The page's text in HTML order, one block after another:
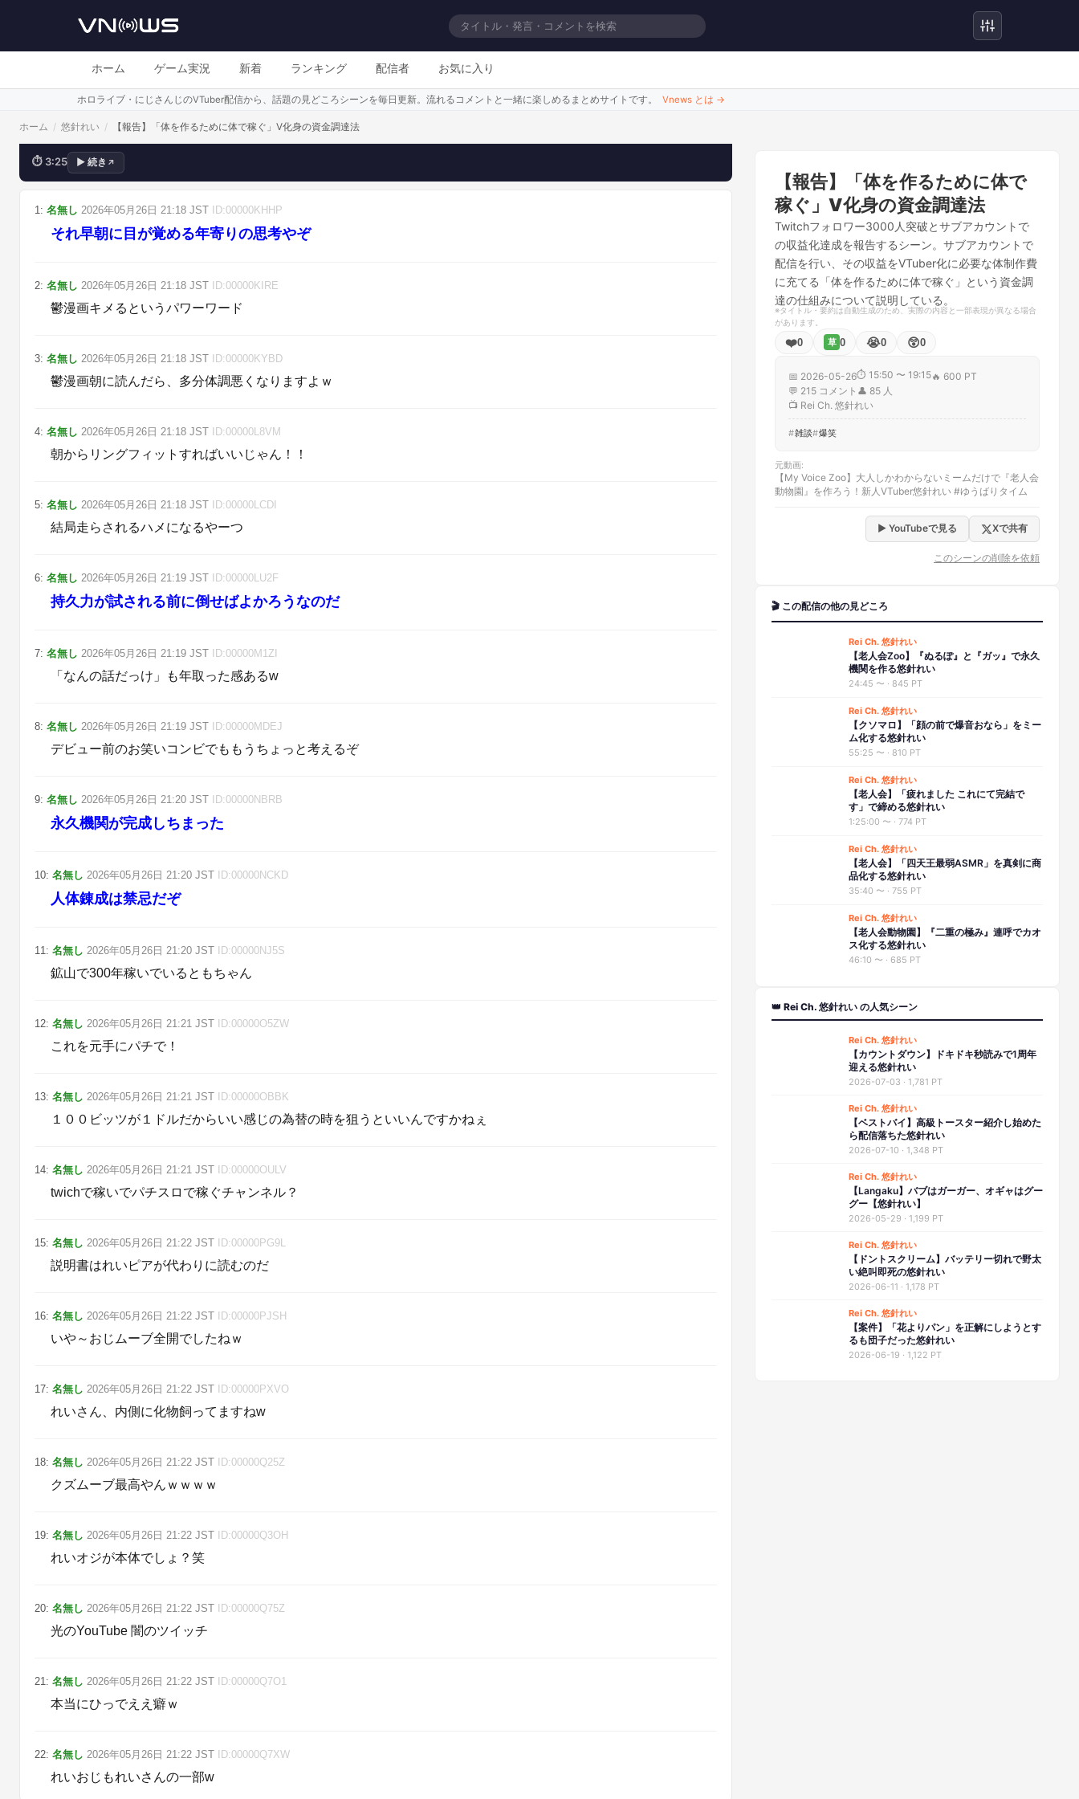
ホーム ゲーム実況 新着 ランキング 配信者 お気に入り
ホロライブ・にじさんじのVTuber配信から、話題の見どころシーンを毎日更新。流れるコメントと一緒に楽しめるまとめサイトです。 Vnews とは →
ホーム / 悠針れい / 【報告】「体を作るために体で稼ぐ」V化身の資金調達法
サブアカウントの収益を、V化のための体制作費に全額投入する驚きのシステム
⏱ 3:25 ▶ 続き ↗
【報告】「体を作るために体で
稼ぐ」V化身の資金調達法
Twitchフォロワー3000人突破とサブアカウントで
の収益化達成を報告するシーン。サブアカウントで
配信を行い、その収益をVTuber化に必要な体制作費
に充てる「体を作るために体で稼ぐ」という資金調
達の仕組みについて説明している。
※タイトル・要約は自動生成のため、実際の内容と一部表現が異なる場合
があります。
❤️0 草 0 😭0 😲0
📅 2026-05-26⏱ 15:50 〜 19:15🔥 600 PT
💬 215 コメント 👤 85 人
📺 Rei Ch. 悠針れい
雑談 爆笑
元動画:
【My Voice Zoo】大人しかわからないミームだけで『老人会
動物園』を作ろう！新人VTuber悠針れい #ゆうばりタイム
▶ YouTubeで見る Xで共有
このシーンの削除を依頼
🎬 この配信の他の見どころ
Rei Ch. 悠針れい
【老人会Zoo】『ぬるぽ』と『ガッ』で永久
機関を作る悠針れい
24:45 〜 · 845 PT
Rei Ch. 悠針れい
【クソマロ】「顔の前で爆音おなら」をミー
ム化する悠針れい
55:25 〜 · 810 PT
Rei Ch. 悠針れい
【老人会】「疲れました これにて完結で
す」で締める悠針れい
1:25:00 〜 · 774 PT
Rei Ch. 悠針れい
【老人会】「四天王最弱ASMR」を真剣に商
品化する悠針れい
35:40 〜 · 755 PT
Rei Ch. 悠針れい
【老人会動物園】『二重の極み』連呼でカオ
ス化する悠針れい
46:10 〜 · 685 PT
👑 Rei Ch. 悠針れい の人気シーン
Rei Ch. 悠針れい
【カウントダウン】ドキドキ秒読みで1周年
迎える悠針れい
2026-07-03 · 1,781 PT
Rei Ch. 悠針れい
【ベストバイ】高級トースター紹介し始めた
ら配信落ちた悠針れい
2026-07-10 · 1,348 PT
Rei Ch. 悠針れい
【Langaku】バブはガーガー、オギャはグー
グー【悠針れい】
2026-05-29 · 1,199 PT
Rei Ch. 悠針れい
【ドントスクリーム】バッテリー切れで野太
い絶叫即死の悠針れい
2026-06-11 · 1,178 PT
Rei Ch. 悠針れい
【案件】「花よりパン」を正解にしようとす
るも団子だった悠針れい
2026-06-19 · 1,122 PT
1: 名無し 2026年05月26日 21:18 JST ID:00000KHHP
それ早朝に目が覚める年寄りの思考やぞ
2: 名無し 2026年05月26日 21:18 JST ID:00000KIRE
鬱漫画キメるというパワーワード
3: 名無し 2026年05月26日 21:18 JST ID:00000KYBD
鬱漫画朝に読んだら、多分体調悪くなりますよｗ
4: 名無し 2026年05月26日 21:18 JST ID:00000L8VM
朝からリングフィットすればいいじゃん！！
5: 名無し 2026年05月26日 21:18 JST ID:00000LCDI
結局走らされるハメになるやーつ
6: 名無し 2026年05月26日 21:19 JST ID:00000LU2F
持久力が試される前に倒せばよかろうなのだ
7: 名無し 2026年05月26日 21:19 JST ID:00000M1ZI
「なんの話だっけ」も年取った感あるw
8: 名無し 2026年05月26日 21:19 JST ID:00000MDEJ
デビュー前のお笑いコンビでももうちょっと考えるぞ
9: 名無し 2026年05月26日 21:20 JST ID:00000NBRB
永久機関が完成しちまった
10: 名無し 2026年05月26日 21:20 JST ID:00000NCKD
人体錬成は禁忌だぞ
11: 名無し 2026年05月26日 21:20 JST ID:00000NJ5S
鉱山で300年稼いでいるともちゃん
12: 名無し 2026年05月26日 21:21 JST ID:00000O5ZW
これを元手にパチで！
13: 名無し 2026年05月26日 21:21 JST ID:00000OBBK
１００ビッツが１ドルだからいい感じの為替の時を狙うといいんですかねぇ
14: 名無し 2026年05月26日 21:21 JST ID:00000OULV
twichで稼いでパチスロで稼ぐチャンネル？
15: 名無し 2026年05月26日 21:22 JST ID:00000PG9L
説明書はれいピアが代わりに読むのだ
16: 名無し 2026年05月26日 21:22 JST ID:00000PJSH
いや～おじムーブ全開でしたねｗ
17: 名無し 2026年05月26日 21:22 JST ID:00000PXVO
れいさん、内側に化物飼ってますねw
18: 名無し 2026年05月26日 21:22 JST ID:00000Q25Z
クズムーブ最高やんｗｗｗｗ
19: 名無し 2026年05月26日 21:22 JST ID:00000Q3OH
れいオジが本体でしょ？笑
20: 名無し 2026年05月26日 21:22 JST ID:00000Q75Z
光のYouTube 闇のツイッチ
21: 名無し 2026年05月26日 21:22 JST ID:00000Q7O1
本当にひっでええ癖ｗ
22: 名無し 2026年05月26日 21:22 JST ID:00000Q7XW
れいおじもれいさんの一部w